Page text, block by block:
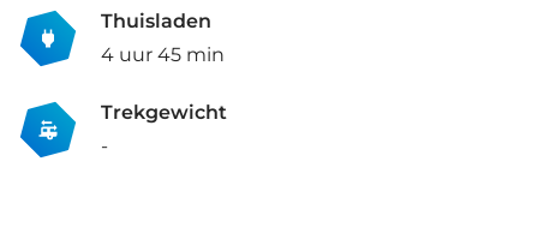
Thuisladen
4 uur 45 min
Trekgewicht
-